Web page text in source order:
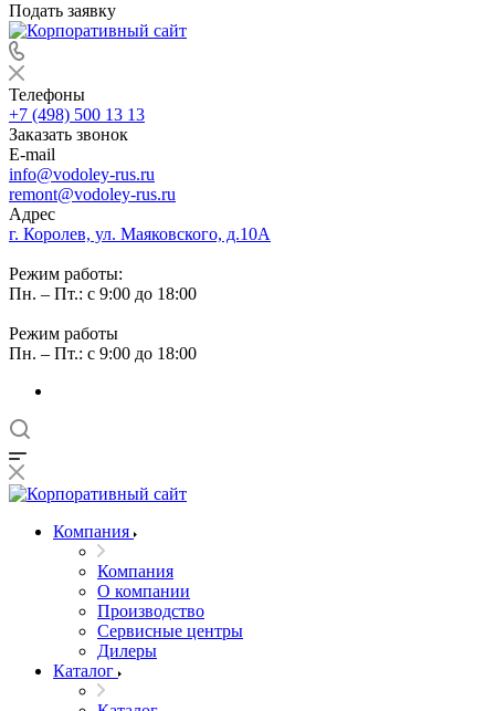
Подать заявку
Телефоны
+7 (498) 500 13 13
Заказать звонок
E-mail
info@vodoley-rus.ru
remont@vodoley-rus.ru
Адрес
г. Королев, ул. Маяковского, д.10А
Режим работы:
Пн. – Пт.: с 9:00 до 18:00
Режим работы
Пн. – Пт.: с 9:00 до 18:00
Компания
Компания
О компании
Производство
Сервисные центры
Дилеры
Каталог